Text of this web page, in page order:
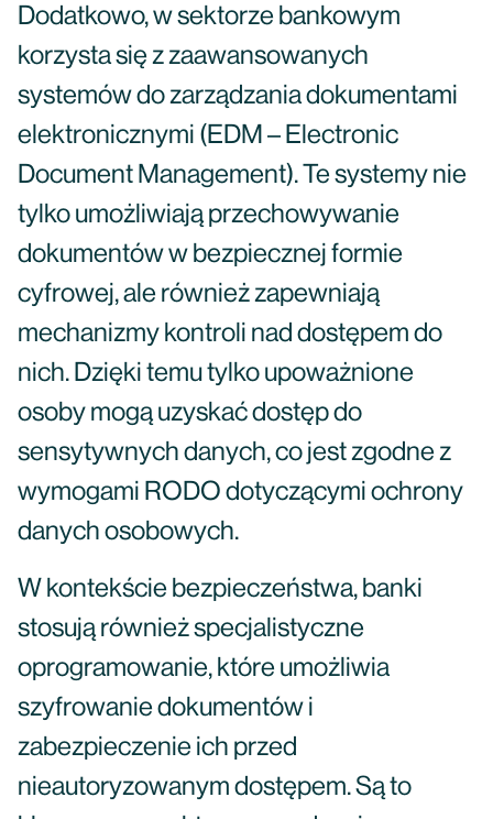
Dodatkowo, w sektorze bankowym
korzysta się z zaawansowanych
systemów do zarządzania dokumentami
elektronicznymi (EDM – Electronic
Document Management). Te systemy nie
tylko umożliwiają przechowywanie
dokumentów w bezpiecznej formie
cyfrowej, ale również zapewniają
mechanizmy kontroli nad dostępem do
nich. Dzięki temu tylko upoważnione
osoby mogą uzyskać dostęp do
sensytywnych danych, co jest zgodne z
wymogami RODO dotyczącymi ochrony
danych osobowych.
W kontekście bezpieczeństwa, banki
stosują również specjalistyczne
oprogramowanie, które umożliwia
szyfrowanie dokumentów i
zabezpieczenie ich przed
nieautoryzowanym dostępem. Są to